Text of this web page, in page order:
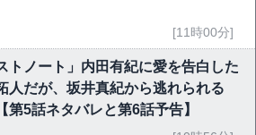
[11時00分]
トノート」内田有紀に愛を告白した
人だが、坂井真紀から逃れられる
第5話ネタバレと第6話予告】